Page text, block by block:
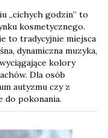
„cichych godzin” to
kosmetycznego.
to tradycyjnie miejsca
dynamiczna muzyka,
kolory
Dla osób
autyzmu czy z
do pokonania.